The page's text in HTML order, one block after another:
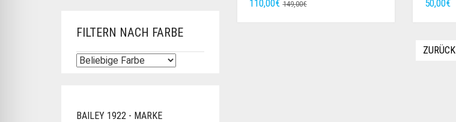
149,00€
110,00€ 50,00€
ZURÜCK
FILTERN NACH FARBE
BAILEY 1922 - MARKE